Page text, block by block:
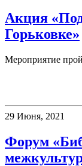
Акция
Горьковке»
Мероприятие
29 Июня, 2021
Форум